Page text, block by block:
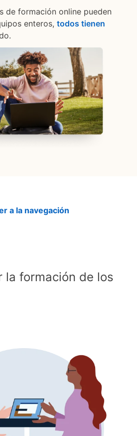
de formación online pueden
enteros,todos tienen
tab
a la navegación
la formación de los